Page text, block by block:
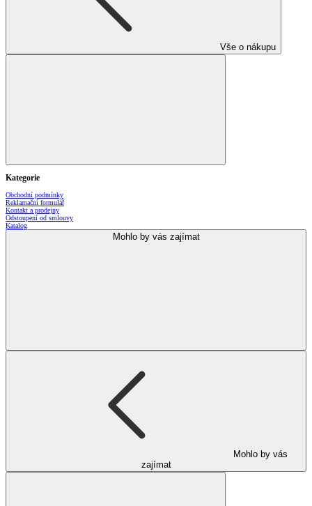
Vše o nákupu
Kategorie
Obchodní podmínky
Reklamační formulář
Kontakt a prodejny
Odstoupení od smlouvy
Katalog
Mohlo by vás zajímat
Mohlo by vás
zajímat